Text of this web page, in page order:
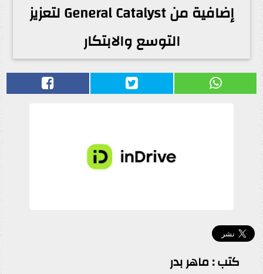
إضافية من General Catalyst لتعزيز
التوسع والابتكار
كتب : ماهر بدر